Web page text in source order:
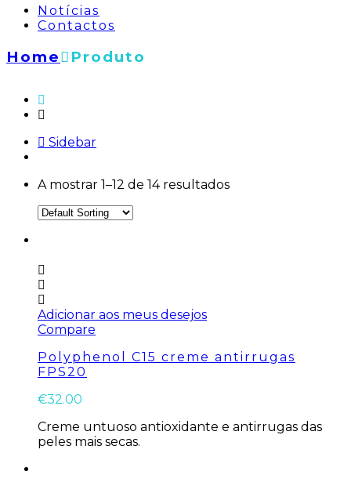
Notícias
Contactos
Home Produto
Sidebar
A mostrar 1–12 de 14 resultados
Adicionar aos meus desejos
Compare
Polyphenol C15 creme antirrugas
FPS20
€32.00
Creme untuoso antioxidante e antirrugas das
peles mais secas.